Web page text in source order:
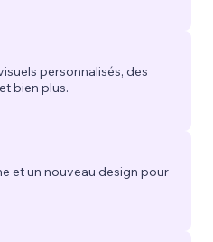
personnalisés, des
bien plus.
et un nouveau design pour